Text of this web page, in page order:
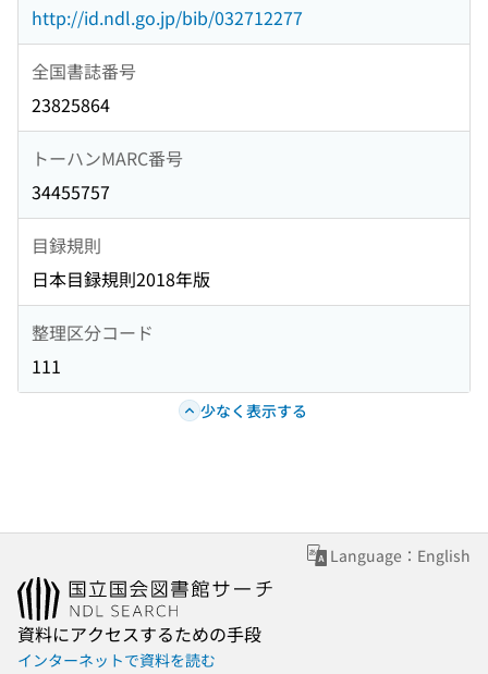
http://id.ndl.go.jp/bib/032712277
全国書誌番号
23825864
トーハンMARC番号
34455757
目録規則
日本目録規則2018年版
整理区分コード
111
少なく表示する
Language：English
資料にアクセスするための手段
インターネットで資料を読む